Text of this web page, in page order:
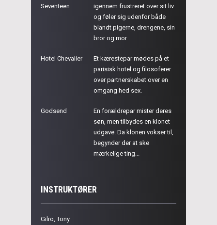
Seventeen
igennem frustreret over sit liv
og føler sig udenfor både
blandt pigerne, drengene, sin
bror og mor.
Hotel Chevalier
Et kærestepar mødes på et
parisisk hotel og filosoferer
over partnerskabet over en
omgang hed sex.
Godsend
En forældrepar mister deres
søn, men tilbydes en klonet
udgave. Da klonen vokser til,
begynder der at ske
mærkelige ting...
INSTRUKTØRER
Gilro, Tony